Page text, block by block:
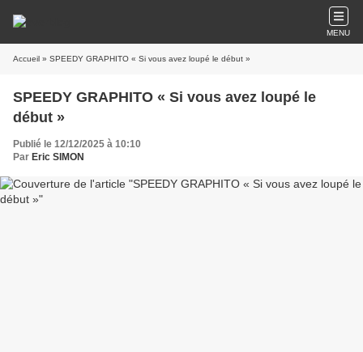
MENU
Accueil » SPEEDY GRAPHITO « Si vous avez loupé le début »
SPEEDY GRAPHITO « Si vous avez loupé le
début »
Publié le 12/12/2025 à 10:10
Par Eric SIMON